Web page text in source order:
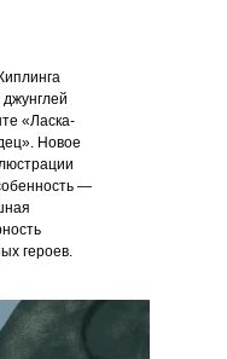
джунглей
«Ласка-
Новое
—
героев.